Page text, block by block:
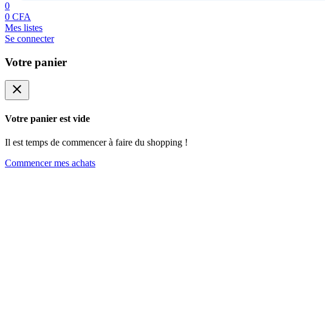
0
0 CFA
Mes listes
Se connecter
Votre panier
close
Votre panier est vide
Il est temps de commencer à faire du shopping !
Commencer mes achats